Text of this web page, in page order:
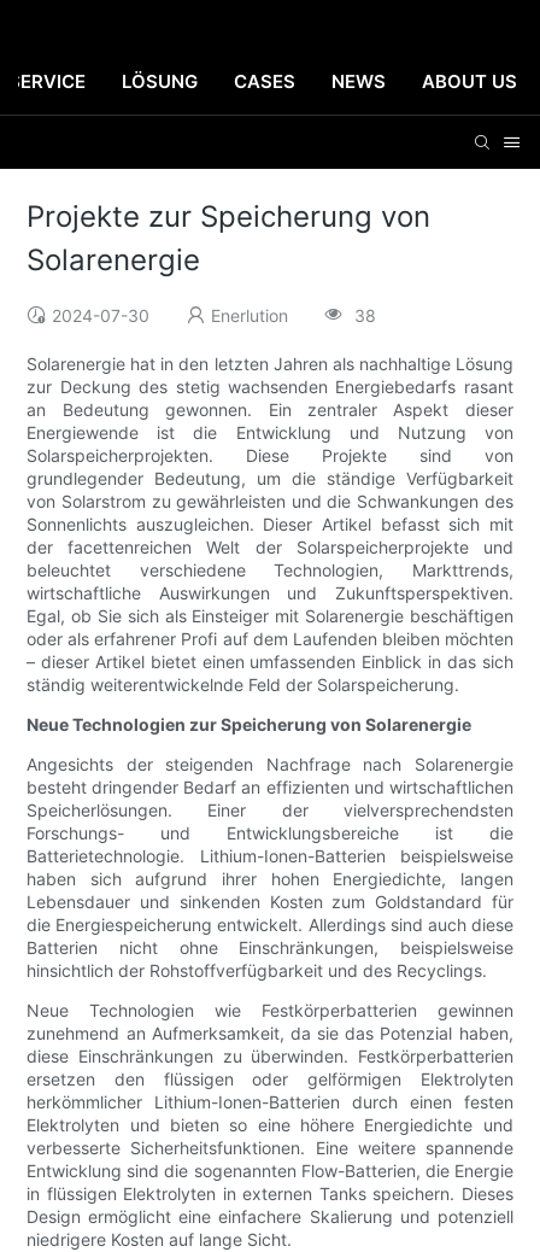
SERVICE LÖSUNG CASES NEWS ABOUT US
Projekte zur Speicherung von
Solarenergie
2024-07-30 Enerlution 38
Solarenergie hat in den letzten Jahren als nachhaltige Lösung
zur Deckung des stetig wachsenden Energiebedarfs rasant
an Bedeutung gewonnen. Ein zentraler Aspekt dieser
Energiewende ist die Entwicklung und Nutzung von
Solarspeicherprojekten. Diese Projekte sind von
grundlegender Bedeutung, um die ständige Verfügbarkeit
von Solarstrom zu gewährleisten und die Schwankungen des
Sonnenlichts auszugleichen. Dieser Artikel befasst sich mit
der facettenreichen Welt der Solarspeicherprojekte und
beleuchtet verschiedene Technologien, Markttrends,
wirtschaftliche Auswirkungen und Zukunftsperspektiven.
Egal, ob Sie sich als Einsteiger mit Solarenergie beschäftigen
oder als erfahrener Profi auf dem Laufenden bleiben möchten
– dieser Artikel bietet einen umfassenden Einblick in das sich
ständig weiterentwickelnde Feld der Solarspeicherung.
Neue Technologien zur Speicherung von Solarenergie
Angesichts der steigenden Nachfrage nach Solarenergie
besteht dringender Bedarf an effizienten und wirtschaftlichen
Speicherlösungen. Einer der vielversprechendsten
Forschungs- und Entwicklungsbereiche ist die
Batterietechnologie. Lithium-Ionen-Batterien beispielsweise
haben sich aufgrund ihrer hohen Energiedichte, langen
Lebensdauer und sinkenden Kosten zum Goldstandard für
die Energiespeicherung entwickelt. Allerdings sind auch diese
Batterien nicht ohne Einschränkungen, beispielsweise
hinsichtlich der Rohstoffverfügbarkeit und des Recyclings.
Neue Technologien wie Festkörperbatterien gewinnen
zunehmend an Aufmerksamkeit, da sie das Potenzial haben,
diese Einschränkungen zu überwinden. Festkörperbatterien
ersetzen den flüssigen oder gelförmigen Elektrolyten
herkömmlicher Lithium-Ionen-Batterien durch einen festen
Elektrolyten und bieten so eine höhere Energiedichte und
verbesserte Sicherheitsfunktionen. Eine weitere spannende
Entwicklung sind die sogenannten Flow-Batterien, die Energie
in flüssigen Elektrolyten in externen Tanks speichern. Dieses
Design ermöglicht eine einfachere Skalierung und potenziell
niedrigere Kosten auf lange Sicht.